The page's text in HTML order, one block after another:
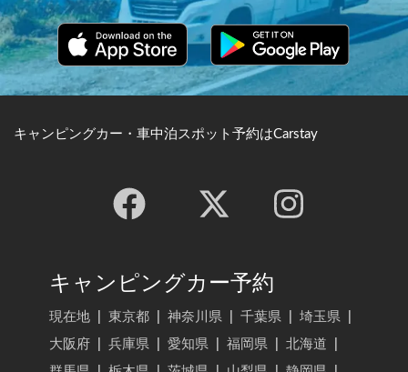
キャンピングカー・車中泊スポット予約はCarstay
キャンピングカー予約
現在地 東京都 神奈川県 千葉県 埼玉県
大阪府
兵庫県 愛知県 福岡県 北海道